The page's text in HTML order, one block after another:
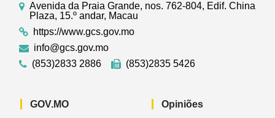
Avenida da Praia Grande, nos. 762-804, Edif. China
Plaza, 15.º andar, Macau
https://www.gcs.gov.mo
info@gcs.gov.mo
(853)2833 2886
(853)2835 5426
GOV.MO Opiniões